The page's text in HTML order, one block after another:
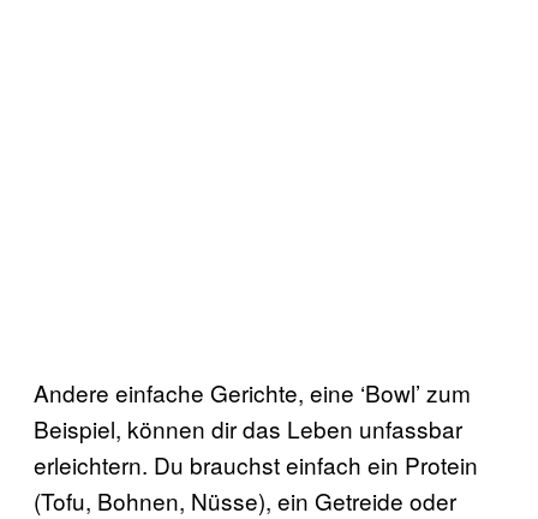
Andere einfache Gerichte, eine ‘Bowl’ zum
Beispiel, können dir das Leben unfassbar
erleichtern. Du brauchst einfach ein Protein
(Tofu, Bohnen, Nüsse), ein Getreide oder